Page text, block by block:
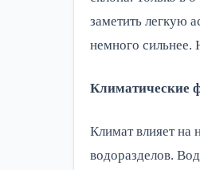
заметить легкую
немного сильнее.
Климатические
Климат влияет на
водоразделов.